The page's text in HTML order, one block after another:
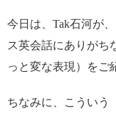
今日は、Tak石河が
ス英会話にありがち
っと変な表現）をご
ちなみに、こういう